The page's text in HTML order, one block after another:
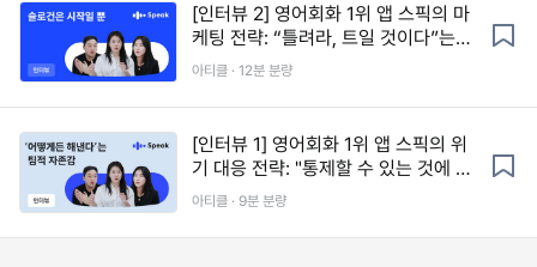
[인터뷰 2] 영어회화 1위 앱 스픽의 마
케팅 전략: “틀려라, 트일 것이다”는
어떻게 전략이 됐나
아티클 · 12분 분량
[인터뷰 1] 영어회화 1위 앱 스픽의 위
기 대응 전략: "통제할 수 있는 것에 집
중하자"
아티클 · 9분 분량